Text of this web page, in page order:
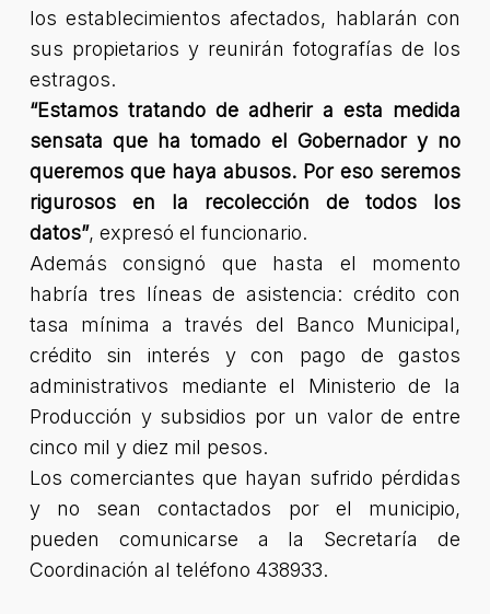
los establecimientos afectados, hablarán con
sus propietarios y reunirán fotografías de los
estragos.
“Estamos tratando de adherir a esta medida
sensata que ha tomado el Gobernador y no
queremos que haya abusos. Por eso seremos
rigurosos en la recolección de todos los
datos”, expresó el funcionario.
Además consignó que hasta el momento
habría tres líneas de asistencia: crédito con
tasa mínima a través del Banco Municipal,
crédito sin interés y con pago de gastos
administrativos mediante el Ministerio de la
Producción y subsidios por un valor de entre
cinco mil y diez mil pesos.
Los comerciantes que hayan sufrido pérdidas
y no sean contactados por el municipio,
pueden comunicarse a la Secretaría de
Coordinación al teléfono 438933.